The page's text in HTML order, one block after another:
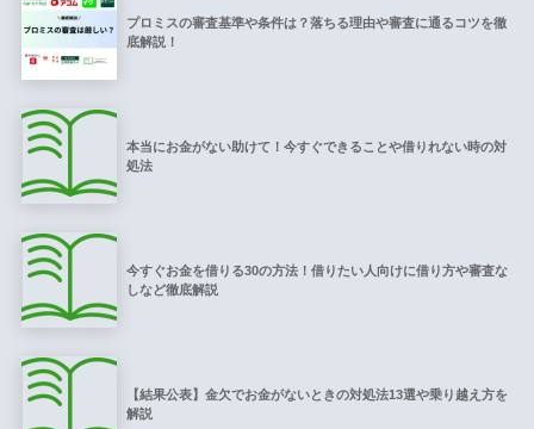
プロミスの審査基準や条件は？落ちる理由や審査に通るコツを徹
底解説！
本当にお金がない助けて！今すぐできることや借りれない時の対
処法
今すぐお金を借りる30の方法！借りたい人向けに借り方や審査な
しなど徹底解説
【結果公表】金欠でお金がないときの対処法13選や乗り越え方を
解説